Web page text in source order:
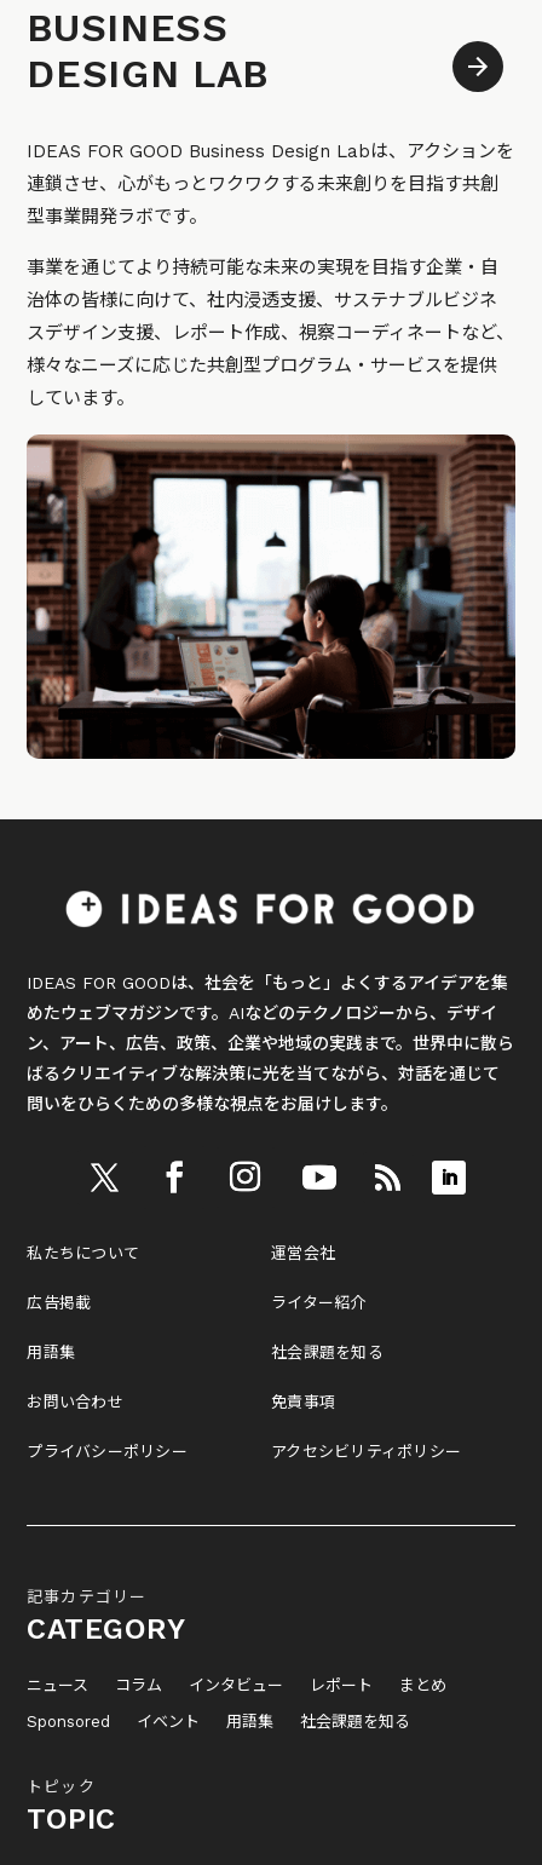
BUSINESS
DESIGN LAB
IDEAS FOR GOOD Business Design Labは、アクションを
連鎖させ、心がもっとワクワクする未来創りを目指す共創
型事業開発ラボです。
事業を通じてより持続可能な未来の実現を目指す企業・自
治体の皆様に向けて、社内浸透支援、サステナブルビジネ
スデザイン支援、レポート作成、視察コーディネートなど、
様々なニーズに応じた共創型プログラム・サービスを提供
しています。
IDEAS FOR GOODは、社会を「もっと」よくするアイデアを集
めたウェブマガジンです。AIなどのテクノロジーから、デザイ
ン、アート、広告、政策、企業や地域の実践まで。世界中に散ら
ばるクリエイティブな解決策に光を当てながら、対話を通じて
問いをひらくための多様な視点をお届けします。
私たちについて
広告掲載
用語集
お問い合わせ
プライバシーポリシー
運営会社
ライター紹介
社会課題を知る
免責事項
アクセシビリティポリシー
記事カテゴリー
CATEGORY
ニュース コラム インタビュー レポート
まとめ
Sponsored
イベント 用語集 社会課題を知る
トピック
TOPIC